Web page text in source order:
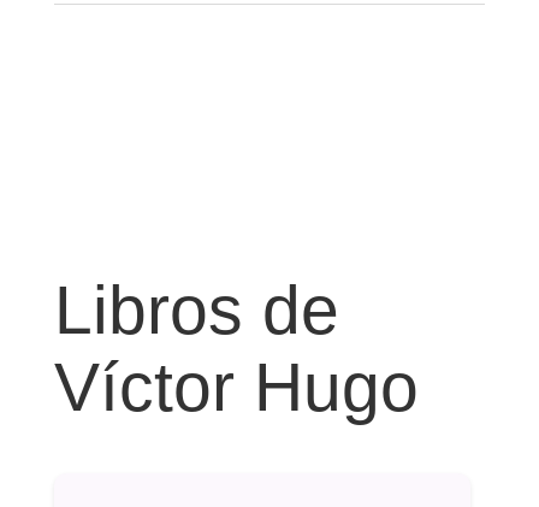
Libros de
Víctor Hugo